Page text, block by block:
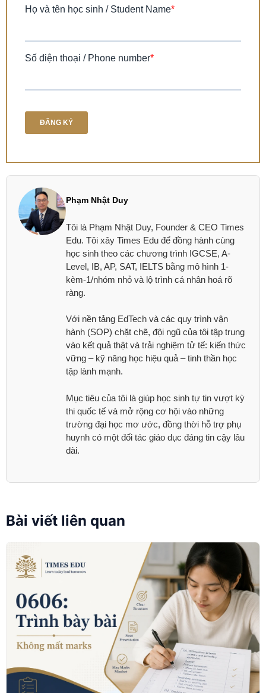
Phạm Nhật Duy
Tôi là Phạm Nhật Duy, Founder & CEO Times
Edu. Tôi xây Times Edu để đồng hành cùng
học sinh theo các chương trình IGCSE, A-
Level, IB, AP, SAT, IELTS bằng mô hình 1-
kèm-1/nhóm nhỏ và lộ trình cá nhân hoá rõ
ràng.
Với nền tảng EdTech và các quy trình vận
hành (SOP) chặt chẽ, đội ngũ của tôi tập trung
vào kết quả thật và trải nghiệm tử tế: kiến thức
vững – kỹ năng học hiệu quả – tinh thần học
tập lành mạnh.
Mục tiêu của tôi là giúp học sinh tự tin vượt kỳ
thi quốc tế và mở rộng cơ hội vào những
trường đại học mơ ước, đồng thời hỗ trợ phụ
huynh có một đối tác giáo dục đáng tin cậy lâu
dài.
Bài viết liên quan